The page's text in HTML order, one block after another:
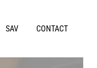
SAV CONTACT